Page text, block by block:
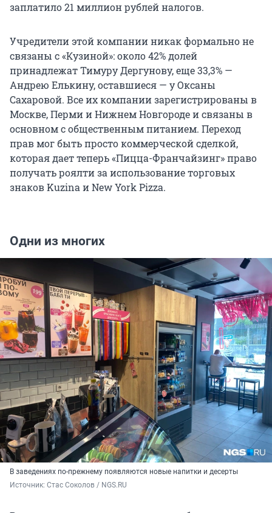
заплатило 21 миллион рублей налогов.
Учредители этой компании никак формально не
связаны с «Кузиной»: около 42% долей
принадлежат Тимуру Дергунову, еще 33,3% —
Андрею Елькину, оставшиеся — у Оксаны
Сахаровой. Все их компании зарегистрированы в
Москве, Перми и Нижнем Новгороде и связаны в
основном с общественным питанием. Переход
прав мог быть просто коммерческой сделкой,
которая дает теперь «Пицца-Франчайзинг» право
получать роялти за использование торговых
знаков Kuzina и New York Pizza.
Одни из многих
В заведениях по-прежнему появляются новые напитки и десерты
Источник: Стас Соколов / NGS.RU